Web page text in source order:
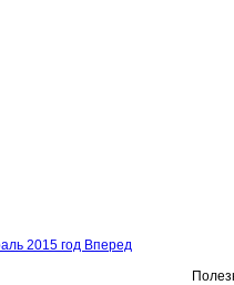
2015 год Вперед